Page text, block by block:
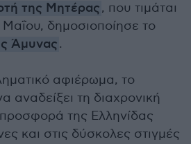
της Μητέρας, που τιμάται
δημοσιοποίησε το
Άμυνας.
αφιέρωμα, το
αναδείξει τη διαχρονική
της Ελληνίδας
και στις δύσκολες στιγμές